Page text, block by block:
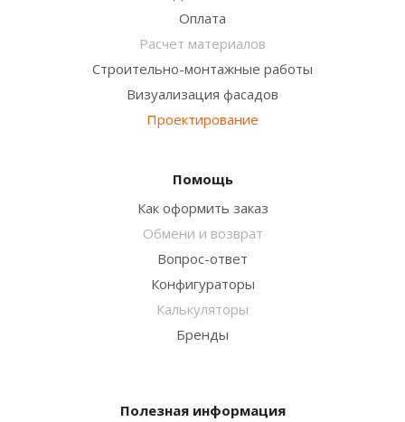
Оплата
Расчет материалов
Строительно-монтажные работы
Визуализация фасадов
Проектирование
Помощь
Как оформить заказ
Обмени и возврат
Вопрос-ответ
Конфигураторы
Калькуляторы
Бренды
Полезная информация